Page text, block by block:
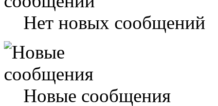
Нет новых сообщений
Новые сообщения